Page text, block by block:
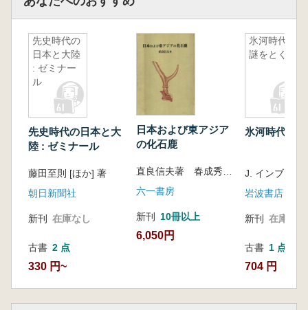
仮説と検証
ラボ実験とフィールド実験
実験考古学を分けてみる
第6章 実験の考え方を学ぼう
類推の方法
構造的類似を探す
実験の構造―科学的方法論の確立を目指して
民族誌が教える石斧の効能
ふたたび民族誌を検証する
フィールド実験の推論構造
仮説形成における注意点
仮説を検証する
実験における統制の意義
ラボかフィールドか
科学的方法論の採用
実験をデザインする
先史時代の
日本と大陸
: ゼミナー
ル
先史時代の日本と大
陸 : ゼミナール
藤田至則 [ほか] 著
朝日新聞社
新刊 在庫なし
古書 2 点
330 円~
日本および東アジア
の化石鹿
六一書房
新刊 10冊以上
6,050円
氷河時代の
謎をとく
氷河時代の
岩波書店
新刊 在庫なし
古書 1 点
704 円